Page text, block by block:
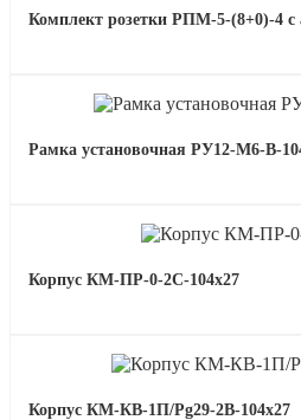
Комплект розетки РПМ-5-(8+0)-4 с
Рамка установочная РУ12-М6-В-
Корпус КМ-ПР-0-2С-104х27
Корпус КМ-КВ-1П/Pg29-2В-104х27